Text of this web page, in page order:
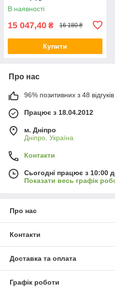
В наявності
15 047,40 ₴ 16 180 ₴
Купити
Про нас
96% позитивних з 48 відгуків
Працює з 18.04.2012
м. Дніпро
Дніпро, Україна
Контакти
Сьогодні працює з 10:00
Показати весь графік
Про нас
Контакти
Доставка та оплата
Графік роботи